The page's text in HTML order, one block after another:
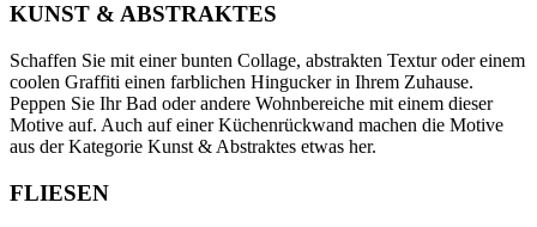
KUNST & ABSTRAKTES
Schaffen Sie mit einer bunten Collage, abstrakten Textur oder einem
coolen Graffiti einen farblichen Hingucker in Ihrem Zuhause.
Peppen Sie Ihr Bad oder andere Wohnbereiche mit einem dieser
Motive auf. Auch auf einer Küchenrückwand machen die Motive
aus der Kategorie Kunst & Abstraktes etwas her.
FLIESEN